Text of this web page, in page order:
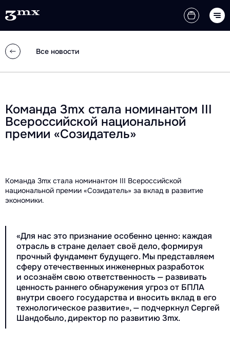
Все новости
Команда 3mx стала номинантом III
Всероссийской национальной
премии «Созидатель»
Команда 3mx стала номинантом III Всероссийской
национальной премии «Созидатель» за вклад в развитие
экономики.
«Для нас это признание особенно ценно: каждая
отрасль в стране делает своё дело, формируя
прочный фундамент будущего. Мы представляем
сферу отечественных инженерных разработок
и осознаём свою ответственность — развивать
ценность раннего обнаружения угроз от БПЛА
внутри своего государства и вносить вклад в его
технологическое развитие», — подчеркнул Сергей
Шандобыло, директор по развитию 3mx.